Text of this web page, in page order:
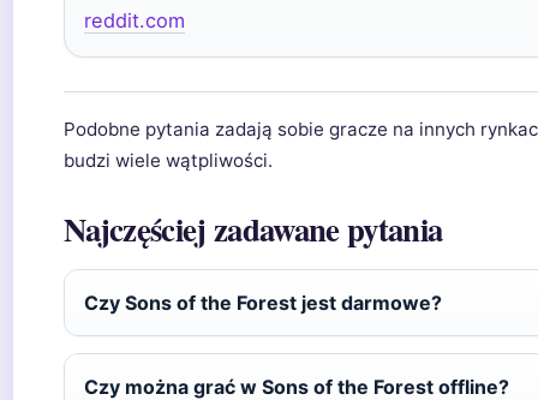
reddit.com
Podobne pytania zadają sobie gracze na innych
budzi wiele wątpliwości.
Najczęściej zadawane pytania
Czy Sons of the Forest jest darmowe?
Czy można grać w Sons of the Forest offline?